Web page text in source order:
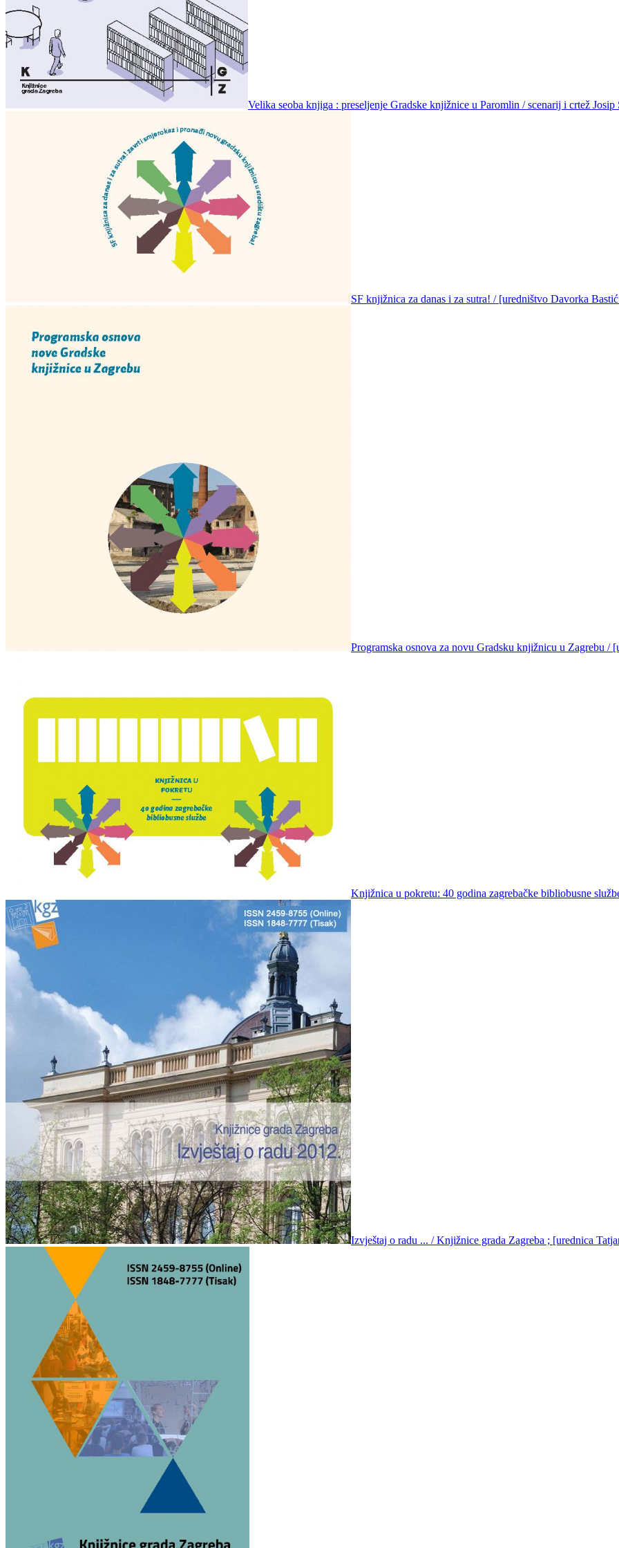
Velika seoba knjiga : preseljenje Gradske knjižnice u Paromlin / scenarij i crtež Josip
SF knjižnica za danas i za sutra! / [uredništvo Davorka
Programska osnova za novu Gradsku knjižnicu u Zagrebu /
Knjižnica u pokretu: 40 godina zagrebačke bibliobusne
Izvještaj o radu ... / Knjižnice grada Zagreba ; [urednica